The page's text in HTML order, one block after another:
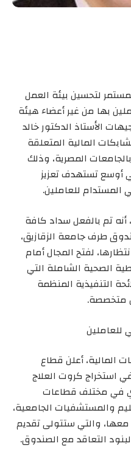
لتحسين بيئة العمل
بها من غير أعضاء هيئة
الأستاذ الدكتور خالد
المالية المتعلقة
المصرية، وذلك
تستهدف تعزيز
المستدام للعاملين.
تم بالفعل سداد كافة
طرف جامعة الزقازيق،
لفتح المجال أمام
الصحية الشاملة التي
التنفيذية المنظمة
متخصصة.
للعاملين
المالية، أعلن قطاع
استخراج كروت العلاج
في مختلف قطاعات
والمستشفيات الجامعية،
والتي ستتولى تقديم
التعاقد مع الصندوق.